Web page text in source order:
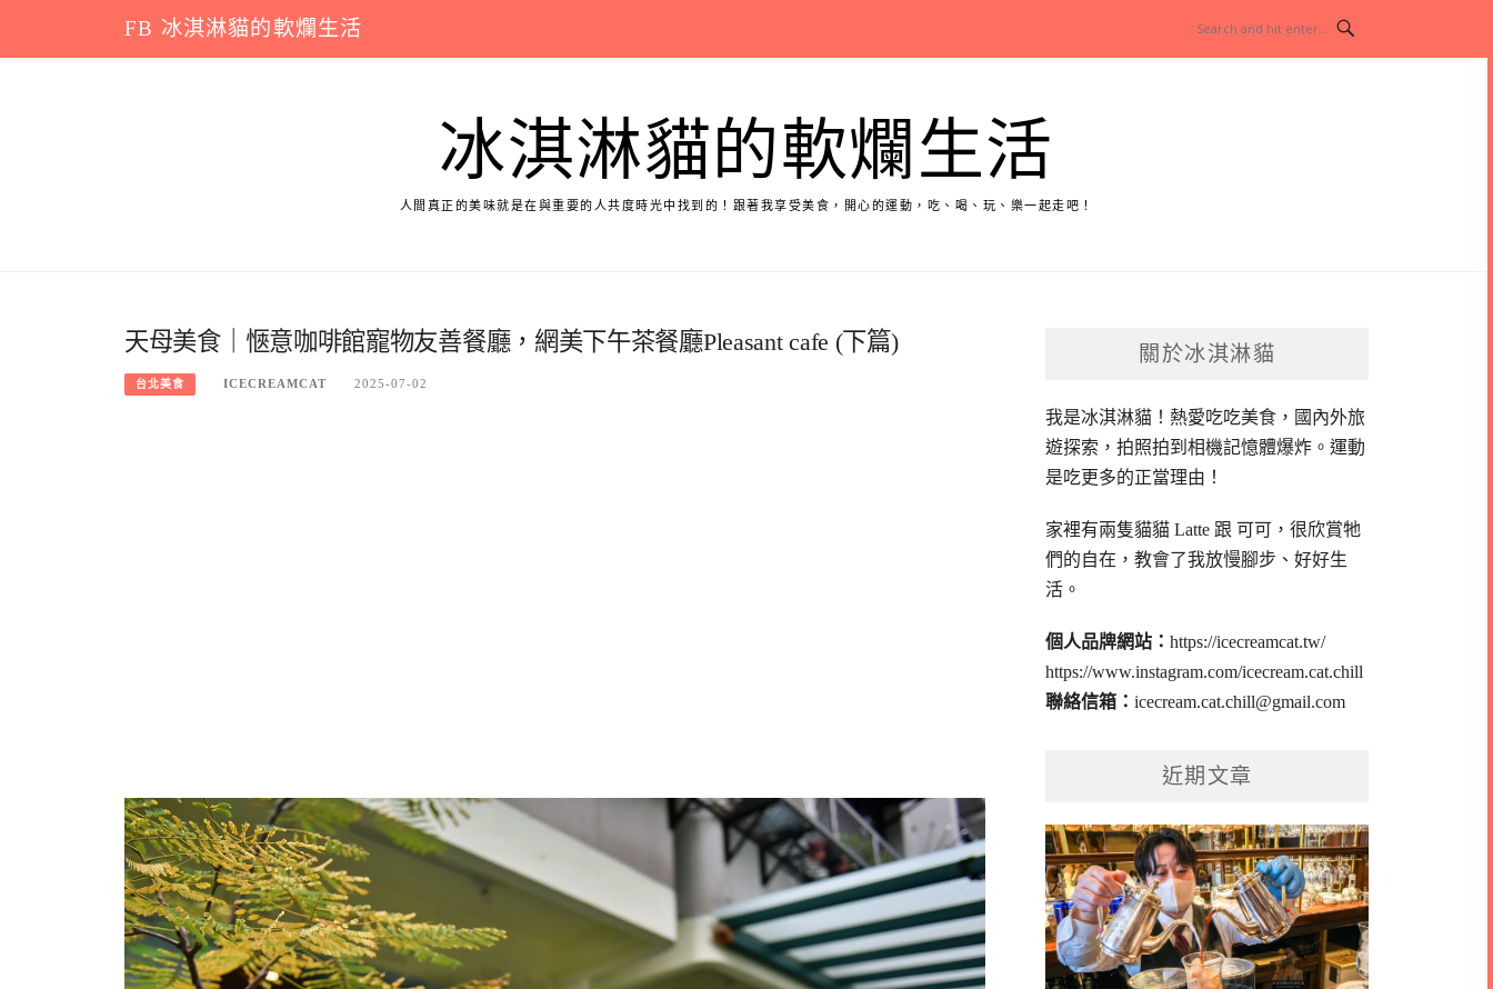
content
FB 冰淇淋貓的軟爛生活
冰淇淋貓的軟爛生活
人間真正的美味就是在與重要的人共度時光中找到的！跟著我享受美食，開心的運動，吃、喝、玩、樂一起走吧！
天母美食｜愜意咖啡館寵物友善餐廳，網美下午茶餐廳Pleasant cafe (下篇)
台北美食 ICECREAMCAT 2025-07-02
關於冰淇淋貓
我是冰淇淋貓！ 熱愛吃吃美食，國內外旅
遊探索，拍照拍到相機記憶體爆炸。運動
是吃更多的正當理由！
家裡有兩隻貓貓 Latte 跟 可可，很欣賞牠
們的自在，教會了我放慢腳步、好好生
活。
個人品牌網站：https://icecreamcat.tw/
https://www.instagram.com/icecream.cat.chill
聯絡信箱：icecream.cat.chill@gmail.com
近期文章